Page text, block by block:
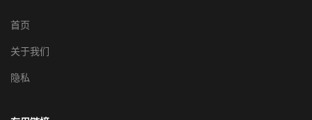
首页
关于我们
隐私